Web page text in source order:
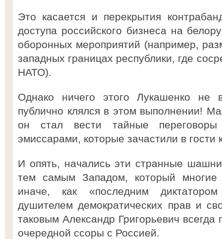
Это касается и перекрытия
доступа российского бизнеса на
оборонных мероприятий (например,
западных границах республики, где
НАТО).
Однако ничего этого Лукашенко не
публично клялся в этом выполнении!
он стал вести тайные
эмиссарами, которые зачастили в гости
И опять, начались эти странные
тем самым Западом, который многие
иначе, как «последним
душителем демократических прав и
таковым Александр Григорьевич всегда
очередной ссоры с Россией.